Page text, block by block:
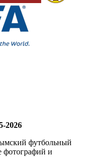
2026
футбольный
фотографий и